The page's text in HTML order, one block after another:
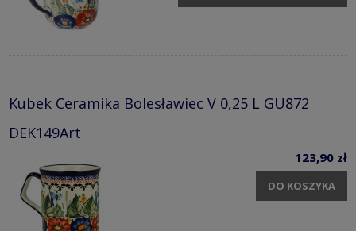
Kubek Ceramika Bolesławiec V 0,25 L GU872
DEK149Art
123,90 zł
DO KOSZYKA